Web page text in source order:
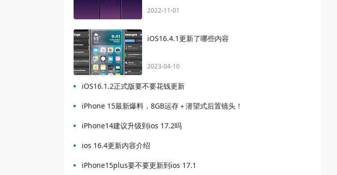
2022-11-01
iOS16.4.1更新了哪些内容
2023-04-10
iOS16.1.2正式版要不要花钱更新
iPhone 15最新爆料，8GB运存＋潜望式后置镜头！
iPhone14建议升级到ios 17.2吗
ios 16.4更新内容介绍
iPhone15plus要不要更新到ios 17.1